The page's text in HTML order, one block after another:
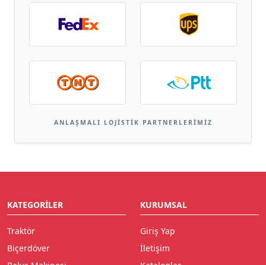
ANLAŞMALI LOJISTIK PARTNERLERIMIZ
KATEGORILER
Traktör
Biçerdöver
KURUMSAL
Giriş Yap
İletişim